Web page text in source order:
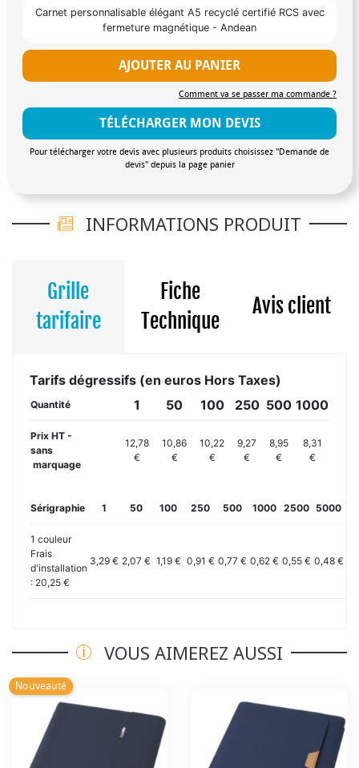
Carnet personnalisable élégant A5 recyclé certifié RCS avec
fermeture magnétique - Andean
AJOUTER AU PANIER
Comment va se passer ma commande ?
TÉLÉCHARGER MON DEVIS
Pour télécharger votre devis avec plusieurs produits choisissez "Demande de
devis" depuis la page panier
INFORMATIONS PRODUIT
Grille
tarifaire
Fiche
Technique
Avis client
Tarifs dégressifs (en euros Hors Taxes)
Quantité 1 50 100 250 500 1000
Prix HT -
sans
marquage
12,78
€
10,86
€
10,22
€
9,27
€
8,95
€
8,31
€
Sérigraphie 1 50 100 250 500 1000 2500 5000
1 couleur
Frais
d'installation
: 20,25 €
3,29 € 2,07 € 1,19 € 0,91 € 0,77 € 0,62 € 0,55 € 0,48 €
VOUS AIMEREZ AUSSI
Nouveauté